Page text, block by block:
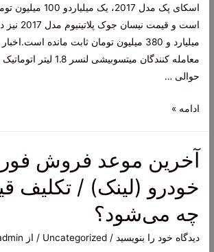
اسکای پک مدل 2017، یک
است و قیمت
میلیارد و 380 میلیون تومان ثابت مانده
حوالی …
بازار
(22آبان
ادامه »
آخرین موعد فروش
خودرو (لینک) / تکلیف
چه می‌شود؟
دیدگاه‌ خود را بنویسید /
Uncategorized / از